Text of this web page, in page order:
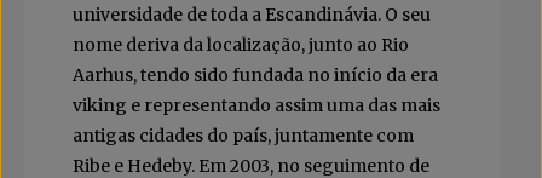
universidade de toda a Escandinávia. O seu
nome deriva da localização, junto ao Rio
Aarhus, tendo sido fundada no início da era
viking e representando assim uma das mais
antigas cidades do país, juntamente com
Ribe e Hedeby. Em 2003, no seguimento de